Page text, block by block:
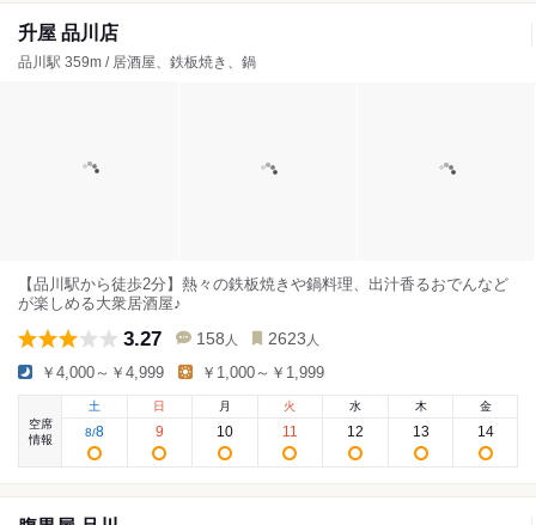
升屋 品川店
品川駅 359m / 居酒屋、鉄板焼き、鍋
【品川駅から徒歩2分】熱々の鉄板焼きや鍋料理、出汁香るおでんなど
が楽しめる大衆居酒屋♪
3.27 158 人 2623 人
￥4,000～￥4,999 ￥1,000～￥1,999
空席
情報
土
8/8
日
9
月
10
火
11
水
12
木
13
金
14